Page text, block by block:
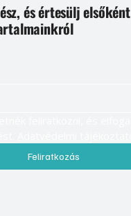
és értesülj elsőként
Feliratkozás